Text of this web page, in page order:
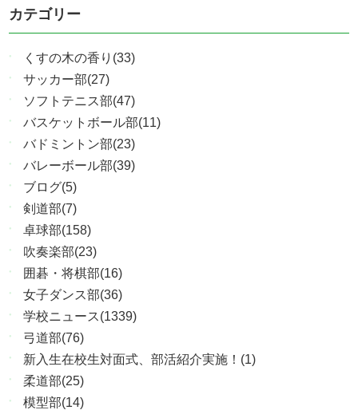
カテゴリー
くすの木の香り(33)
サッカー部(27)
ソフトテニス部(47)
バスケットボール部(11)
バドミントン部(23)
バレーボール部(39)
ブログ(5)
剣道部(7)
卓球部(158)
吹奏楽部(23)
囲碁・将棋部(16)
女子ダンス部(36)
学校ニュース(1339)
弓道部(76)
新入生在校生対面式、部活紹介実施！(1)
柔道部(25)
模型部(14)